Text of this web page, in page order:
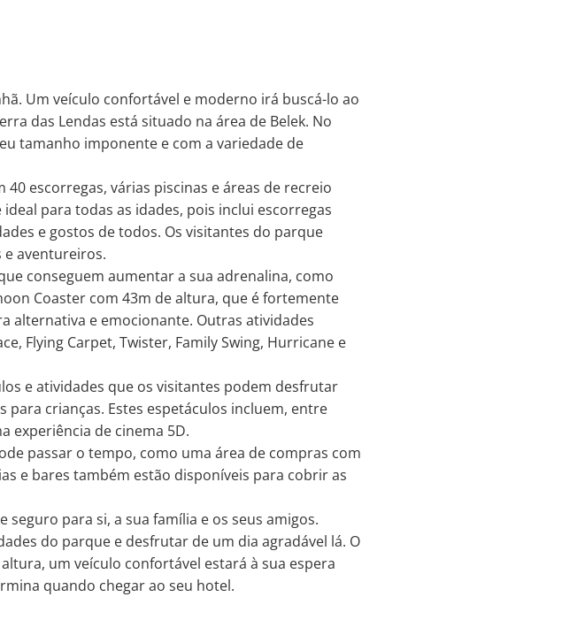
Um veículo confortável e moderno irá buscá-lo ao
das Lendas está situado na área de Belek. No
tamanho imponente e com a variedade de
escorregas, várias piscinas e áreas de recreio
para todas as idades, pois inclui escorregas
e gostos de todos. Os visitantes do parque
aventureiros.
conseguem aumentar a sua adrenalina, como
Coaster com 43m de altura, que é fortemente
alternativa e emocionante. Outras atividades
Flying Carpet, Twister, Family Swing, Hurricane e
e atividades que os visitantes podem desfrutar
crianças. Estes espetáculos incluem, entre
experiência de cinema 5D.
passar o tempo, como uma área de compras com
e bares também estão disponíveis para cobrir as
para si, a sua família e os seus amigos.
do parque e desfrutar de um dia agradável lá. O
um veículo confortável estará à sua espera
quando chegar ao seu hotel.